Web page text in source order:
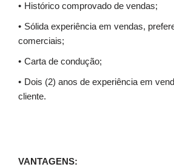
Histórico comprovado de vendas;
Sólida experiência em vendas,
comerciais;
Carta de condução;
Dois (2) anos de experiência em
cliente.
VANTAGENS: